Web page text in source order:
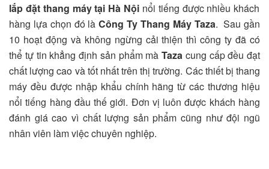
lắp đặt thang máy tại Hà Nội nổi tiếng được nhiều khách
hàng lựa chọn đó là Công Ty Thang Máy Taza. Sau gần
10 hoạt động và không ngừng cải thiện thì công ty đã có
thể tự tin khẳng định sản phẩm mà Taza cung cấp đều đạt
chất lượng cao và tốt nhất trên thị trường. Các thiết bị thang
máy đều được nhập khẩu chính hãng từ các thương hiệu
nổi tiếng hàng đầu thế giới. Đơn vị luôn được khách hàng
đánh giá cao vì chất lượng sản phẩm cũng như đội ngũ
nhân viên làm việc chuyên nghiệp.